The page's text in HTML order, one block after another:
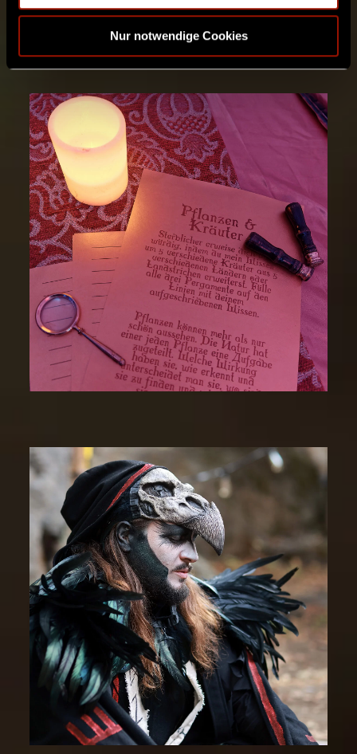
Nur notwendige Cookies
Ticket buchen